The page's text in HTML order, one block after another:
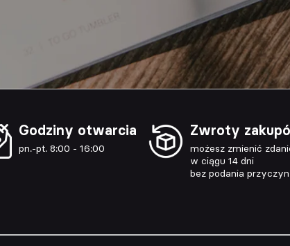
Godziny otwarcia
pn.-pt. 8:00 - 16:00
Zwroty
możesz zmienić
w ciągu 14 dni
bez podania